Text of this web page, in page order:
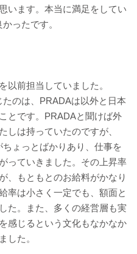
います。本当に満足をしてい
ったです。
以前担当していました。
のは、PRADAは以外と日本
とです。PRADAと聞けば外
しは持っていたのですが、
ょっとばかりあり、仕事を
っていきました。その上昇率
、もともとのお給料がかなり
率は小さく一定でも、額面と
た。また、多くの経営層も実
感じるという文化もなかなか
した。